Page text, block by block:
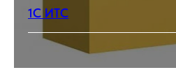
1С ИТС